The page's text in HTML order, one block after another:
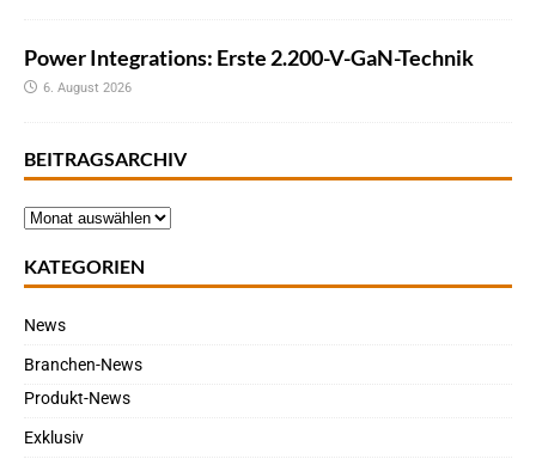
Power Integrations: Erste 2.200-V-GaN-Technik
6. August 2026
BEITRAGSARCHIV
KATEGORIEN
News
Branchen-News
Produkt-News
Exklusiv